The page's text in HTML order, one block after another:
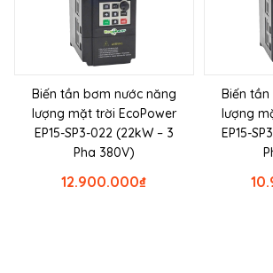
Biến tần bơm nước năng
lượng mặt trời EcoPower
EP15-SP3-022 (22kW – 3
Pha 380V)
₫
12.900.000
Biến
lượng
EP15-